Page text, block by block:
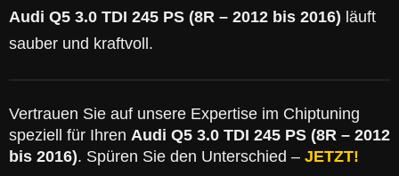
Audi Q5 3.0 TDI 245 PS (8R – 2012 bis 2016) läuft
sauber und kraftvoll.
Vertrauen Sie auf unsere Expertise im Chiptuning
speziell für Ihren Audi Q5 3.0 TDI 245 PS (8R – 2012
bis 2016). Spüren Sie den Unterschied – JETZT!